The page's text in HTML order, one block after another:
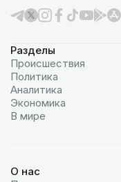
Разделы
Происшествия
Политика
Аналитика
Экономика
В мире
О нас